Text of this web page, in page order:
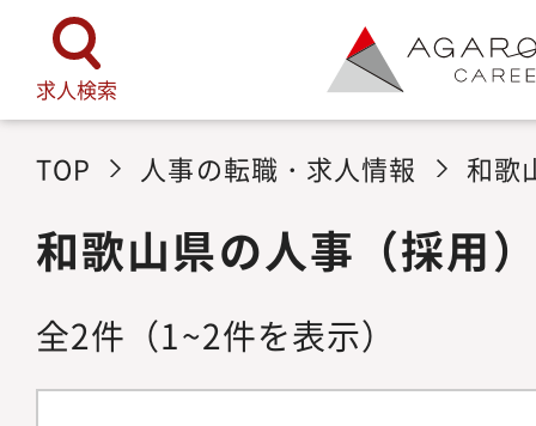
求人検索
TOP 人事の転職・求人情報 和歌
和歌山県の人事（採用
全2件 （1~2件を表示）